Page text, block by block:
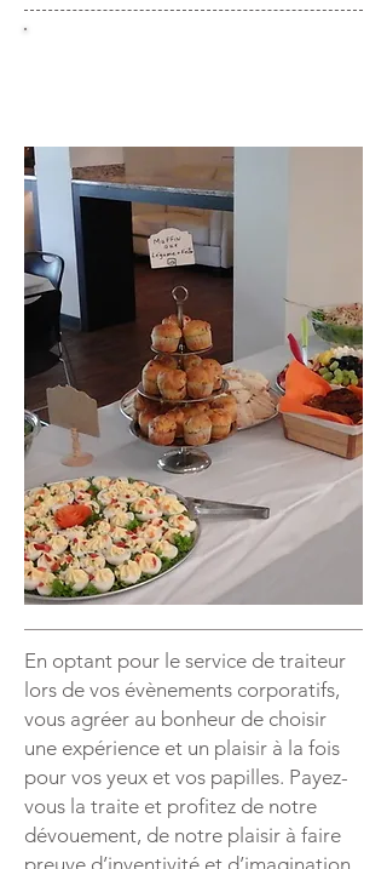
En optant pour le service de traiteur
lors de vos évènements corporatifs,
vous agréer au bonheur de choisir
une expérience et un plaisir à la fois
pour vos yeux et vos papilles. Payez-
vous la traite et profitez de notre
dévouement, de notre plaisir à faire
preuve d’inventivité et d’imagination